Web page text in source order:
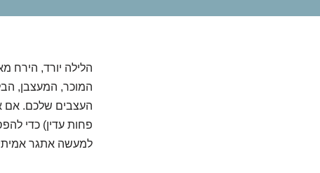
הלילה יורד, הירח
המוכר, המעצבן,
העצבים שלכם. אם
פחות עדין) כדי
למעשה אתגר אמיתי